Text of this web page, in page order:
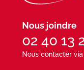
Nous joindre
02 40 13
Nous contacter